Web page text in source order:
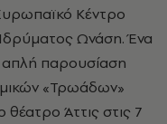
Κέντρο
Ωνάση. Ένα
παρουσίαση
«Τρωάδων»
Άττις στις 7